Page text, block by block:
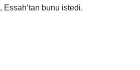
bunu istedi.